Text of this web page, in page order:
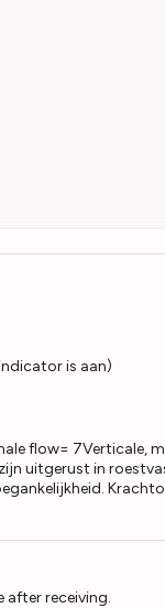
is aan)
flow= 7Verticale,
uitgerust in
after receiving.